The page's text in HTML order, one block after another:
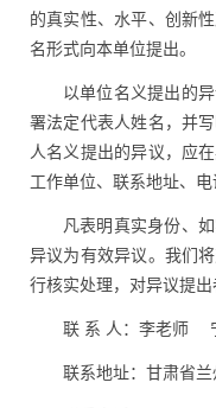
的真实性、水平、创新
名形式向本单位提出。
以单位名义提出的
署法定代表人姓名，并
人名义提出的异议，应
工作单位、联系地址、电
凡表明真实身份、
异议为有效异议。 我们
行核实处理， 对异议提出
联 系 人：李老师
联系地址：甘肃省